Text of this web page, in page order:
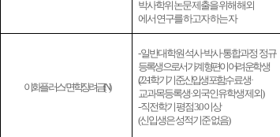
박사학위 논문 제출을 위해 해외
에서 연구를 하고자 하는 자
이화플러스/면학장려금(N)
-일반대학원석사·박사·통합과정 정규
등록생으로서 가계형편이 어려운 학생
(22-1학기 기준신입생 포함수료생·
교과목등록생·외국인유학생 제외)
- 직전학기 평점 3.0 이상
(신입생은 성적기준 없음)